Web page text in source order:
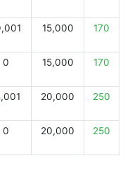
15,000 170
0 15,000 170
20,000 250
0 20,000 250